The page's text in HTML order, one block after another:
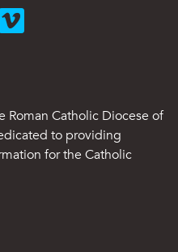
Roman Catholic Diocese of
to providing
for the Catholic